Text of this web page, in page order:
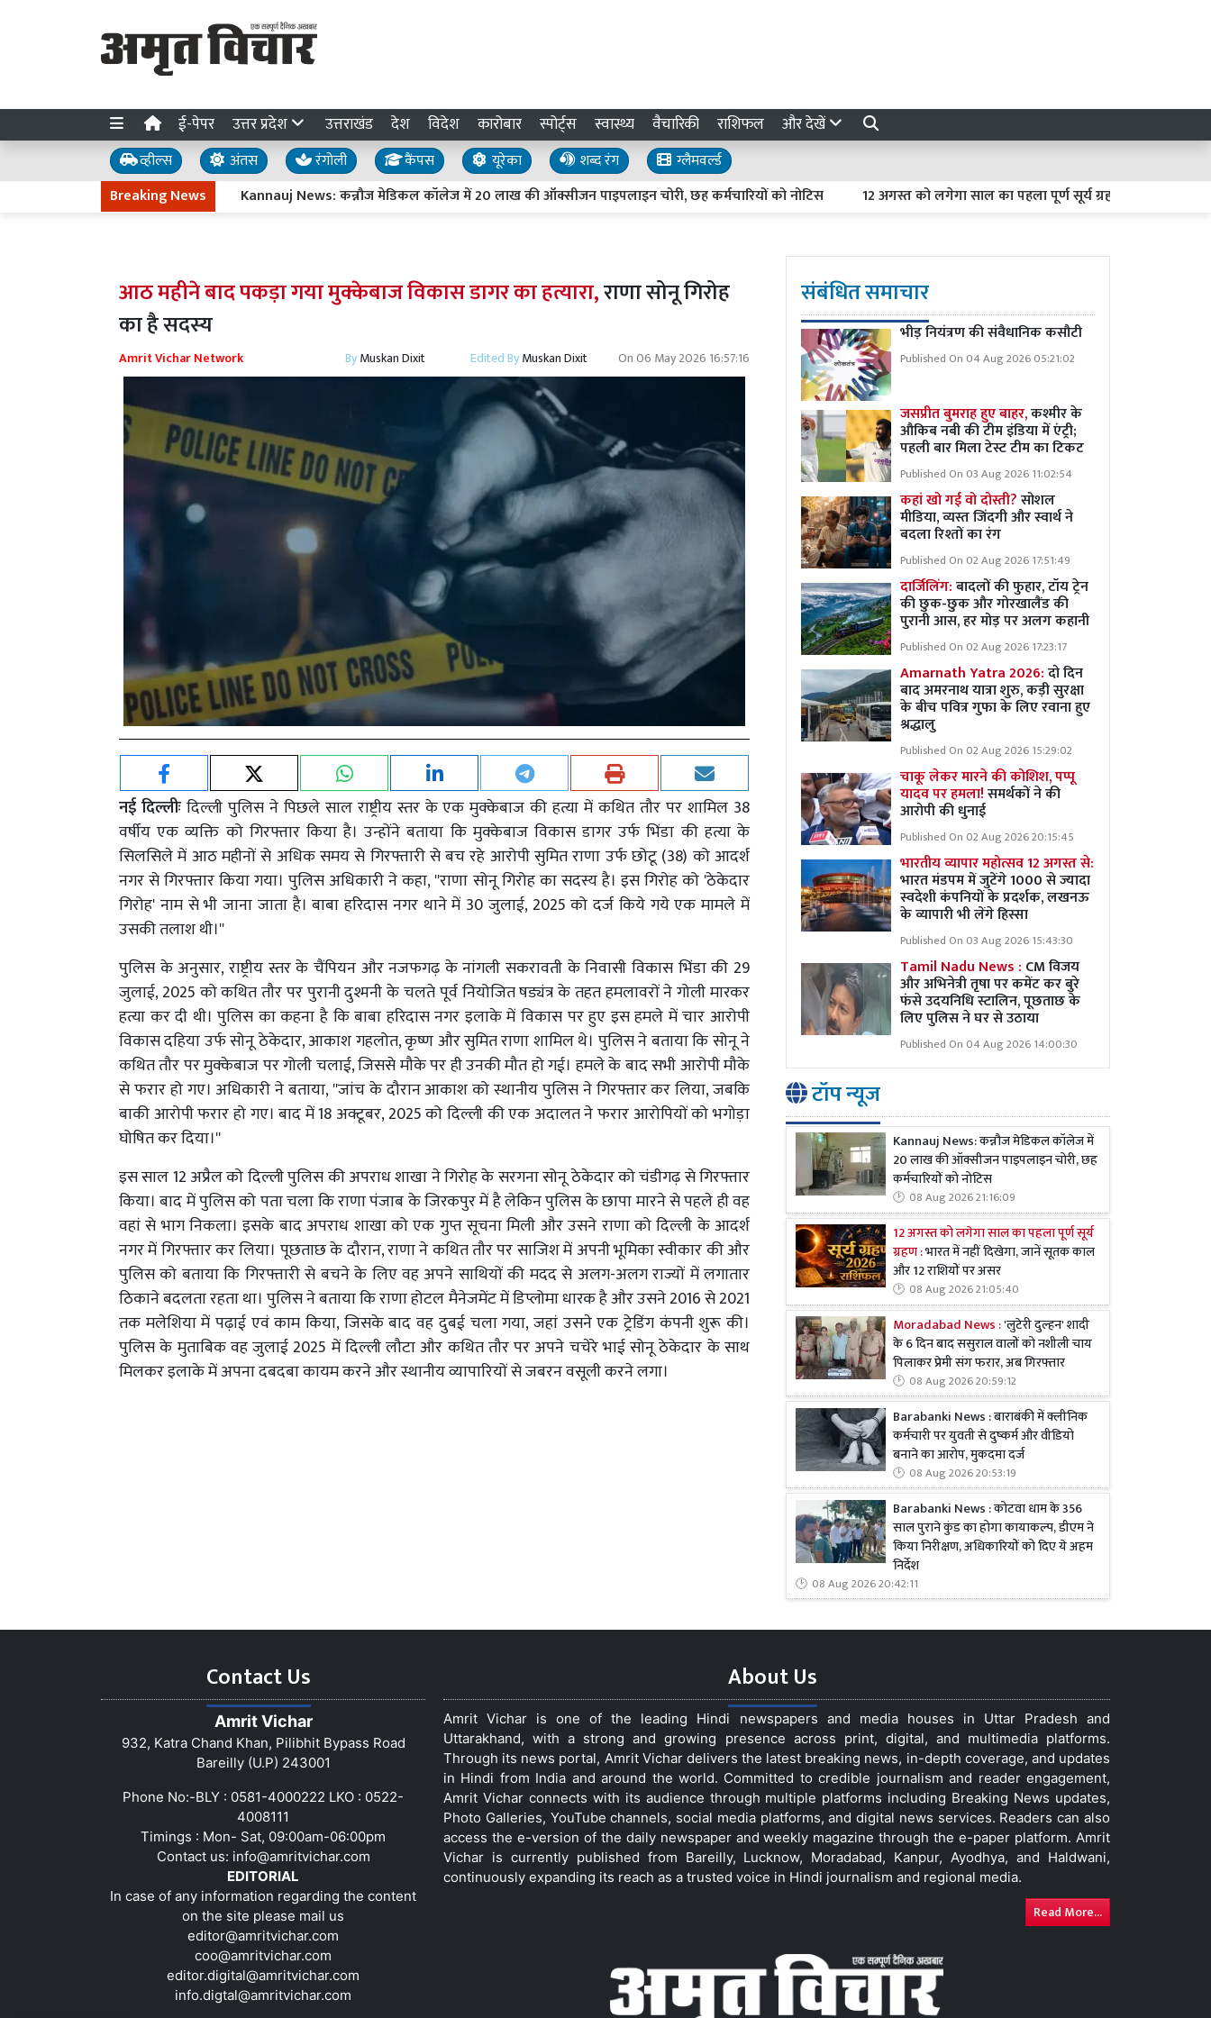
ई-पेपर उत्तर प्रदेश उत्तराखंड देश विदेश कारोबार स्पोर्ट्स स्वास्थ्य वैचारिकी राशिफल और देखें
व्हील्स अंतस रंगोली कैंपस यूरेका शब्द रंग
ग्लैमवर्ल्ड
Breaking NewsKannauj News: कन्नौज मेडिकल कॉलेज में 20 लाख की ऑक्सीजन पाइपलाइन चोरी, छह कर्मचारियों को नोटिस 12 अगस्त को लगेगा साल का पहला पूर्ण सूर्य ग्रहण : भारत में नहीं
आठ महीने बाद पकड़ा गया मुक्केबाज विकास डागर का हत्यारा,राणा सोनू गिरोह
का है सदस्य
Amrit Vichar Network ByMuskan Dixit Edited ByMuskan Dixit On06 May 2026 16:57:16
नई दिल्लीः दिल्ली पुलिस ने पिछले साल राष्ट्रीय स्तर के एक मुक्केबाज की हत्या में कथित तौर पर शामिल 38
वर्षीय एक व्यक्ति को गिरफ्तार किया है। उन्होंने बताया कि मुक्केबाज विकास डागर उर्फ भिंडा की हत्या के
सिलसिले में आठ महीनों से अधिक समय से गिरफ्तारी से बच रहे आरोपी सुमित राणा उर्फ छोटू (38) को आदर्श
नगर से गिरफ्तार किया गया। पुलिस अधिकारी ने कहा, ''राणा सोनू गिरोह का सदस्य है। इस गिरोह को 'ठेकेदार
गिरोह' नाम से भी जाना जाता है। बाबा हरिदास नगर थाने में 30 जुलाई, 2025 को दर्ज किये गये एक मामले में
उसकी तलाश थी।''
पुलिस के अनुसार, राष्ट्रीय स्तर के चैंपियन और नजफगढ़ के नांगली सकरावती के निवासी विकास भिंडा की 29
जुलाई, 2025 को कथित तौर पर पुरानी दुश्मनी के चलते पूर्व नियोजित षड्यंत्र के तहत हमलावरों ने गोली मारकर
हत्या कर दी थी। पुलिस का कहना है कि बाबा हरिदास नगर इलाके में विकास पर हुए इस हमले में चार आरोपी
विकास दहिया उर्फ ​​सोनू ठेकेदार, आकाश गहलोत, कृष्ण और सुमित राणा शामिल थे। पुलिस ने बताया कि सोनू ने
कथित तौर पर मुक्केबाज पर गोली चलाई, जिससे मौके पर ही उनकी मौत हो गई। हमले के बाद सभी आरोपी मौके
से फरार हो गए। अधिकारी ने बताया, ''जांच के दौरान आकाश को स्थानीय पुलिस ने गिरफ्तार कर लिया, जबकि
बाकी आरोपी फरार हो गए। बाद में 18 अक्टूबर, 2025 को दिल्ली की एक अदालत ने फरार आरोपियों को भगोड़ा
घोषित कर दिया।''
इस साल 12 अप्रैल को दिल्ली पुलिस की अपराध शाखा ने गिरोह के सरगना सोनू ठेकेदार को चंडीगढ़ से गिरफ्तार
किया। बाद में पुलिस को पता चला कि राणा पंजाब के जिरकपुर में है लेकिन पुलिस के छापा मारने से पहले ही वह
वहां से भाग निकला। इसके बाद अपराध शाखा को एक गुप्त सूचना मिली और उसने राणा को दिल्ली के आदर्श
नगर में गिरफ्तार कर लिया। पूछताछ के दौरान, राणा ने कथित तौर पर साजिश में अपनी भूमिका स्वीकार की और
पुलिस को बताया कि गिरफ्तारी से बचने के लिए वह अपने साथियों की मदद से अलग-अलग राज्यों में लगातार
ठिकाने बदलता रहता था। पुलिस ने बताया कि राणा होटल मैनेजमेंट में डिप्लोमा धारक है और उसने 2016 से 2021
तक मलेशिया में पढ़ाई एवं काम किया, जिसके बाद वह दुबई चला गया, जहां उसने एक ट्रेडिंग कंपनी शुरू की।
पुलिस के मुताबिक वह जुलाई 2025 में दिल्ली लौटा और कथित तौर पर अपने चचेरे भाई सोनू ठेकेदार के साथ
मिलकर इलाके में अपना दबदबा कायम करने और स्थानीय व्यापारियों से जबरन वसूली करने लगा।
संबंधित समाचार
भीड़ नियंत्रण की संवैधानिक कसौटी
Published On 04 Aug 2026 05:21:02
जसप्रीत बुमराह हुए बाहर,कश्मीर के
औकिब नबी की टीम इंडिया में एंट्री;
पहली बार मिला टेस्ट टीम का टिकट
Published On 03 Aug 2026 11:02:54
कहां खो गई वो दोस्ती?सोशल
मीडिया, व्यस्त जिंदगी और स्वार्थ ने
बदला रिश्तों का रंग
Published On 02 Aug 2026 17:51:49
दार्जिलिंग:बादलों की फुहार, टॉय ट्रेन
की छुक-छुक और गोरखालैंड की
पुरानी आस, हर मोड़ पर अलग कहानी
Published On 02 Aug 2026 17:23:17
Amarnath Yatra 2026:दो दिन
बाद अमरनाथ यात्रा शुरु, कड़ी सुरक्षा
के बीच पवित्र गुफा के लिए रवाना हुए
श्रद्धालु
Published On 02 Aug 2026 15:29:02
चाकू लेकर मारने की कोशिश, पप्पू
यादव पर हमला!समर्थकों ने की
आरोपी की धुनाई
Published On 02 Aug 2026 20:15:45
भारतीय व्यापार महोत्सव 12 अगस्त से:
भारत मंडपम में जुटेंगे 1000 से ज्यादा
स्वदेशी कंपनियों के प्रदर्शक, लखनऊ
के व्यापारी भी लेंगे हिस्सा
Published On 03 Aug 2026 15:43:30
Tamil Nadu News : CM विजय
और अभिनेत्री तृषा पर कमेंट कर बुरे
फंसे उदयनिधि स्टालिन, पूछताछ के
लिए पुलिस ने घर से उठाया
Published On 04 Aug 2026 14:00:30
टॉप न्यूज
Kannauj News: कन्नौज मेडिकल कॉलेज में
20 लाख की ऑक्सीजन पाइपलाइन चोरी, छह
कर्मचारियों को नोटिस
08 Aug 2026 21:16:09
12 अगस्त को लगेगा साल का पहला पूर्ण सूर्य
ग्रहण :भारत में नहीं दिखेगा, जानें सूतक काल
और 12 राशियों पर असर
08 Aug 2026 21:05:40
Moradabad News :'लुटेरी दुल्हन' शादी
के 6 दिन बाद ससुराल वालों को नशीली चाय
पिलाकर प्रेमी संग फरार, अब गिरफ्तार
08 Aug 2026 20:59:12
Barabanki News : बाराबंकी में क्लीनिक
कर्मचारी पर युवती से दुष्कर्म और वीडियो
बनाने का आरोप, मुकदमा दर्ज
08 Aug 2026 20:53:19
Barabanki News : कोटवा धाम के 356
साल पुराने कुंड का होगा कायाकल्प, डीएम ने
किया निरीक्षण, अधिकारियों को दिए ये अहम
निर्देश
08 Aug 2026 20:42:11
Contact Us
Amrit Vichar
932, Katra Chand Khan, Pilibhit Bypass Road
Bareilly (U.P) 243001
Phone No:-BLY : 0581-4000222 LKO : 0522-
4008111
Timings : Mon- Sat, 09:00am-06:00pm
Contact us: info@amritvichar.com
EDITORIAL
In case of any information regarding the content
on the site please mail us
editor@amritvichar.com
coo@amritvichar.com
editor.digital@amritvichar.com
info.digtal@amritvichar.com
About Us
Amrit Vichar is one of the leading Hindi newspapers and media houses in Uttar Pradesh and
Uttarakhand, with a strong and growing presence across print, digital, and multimedia platforms.
Through its news portal, Amrit Vichar delivers the latest breaking news, in-depth coverage, and updates
in Hindi from India and around the world. Committed to credible journalism and reader engagement,
Amrit Vichar connects with its audience through multiple platforms including Breaking News updates,
Photo Galleries, YouTube channels, social media platforms, and digital news services. Readers can also
access the e-version of the daily newspaper and weekly magazine through the e-paper platform. Amrit
Vichar is currently published from Bareilly, Lucknow, Moradabad, Kanpur, Ayodhya, and Haldwani,
continuously expanding its reach as a trusted voice in Hindi journalism and regional media.
Read More...